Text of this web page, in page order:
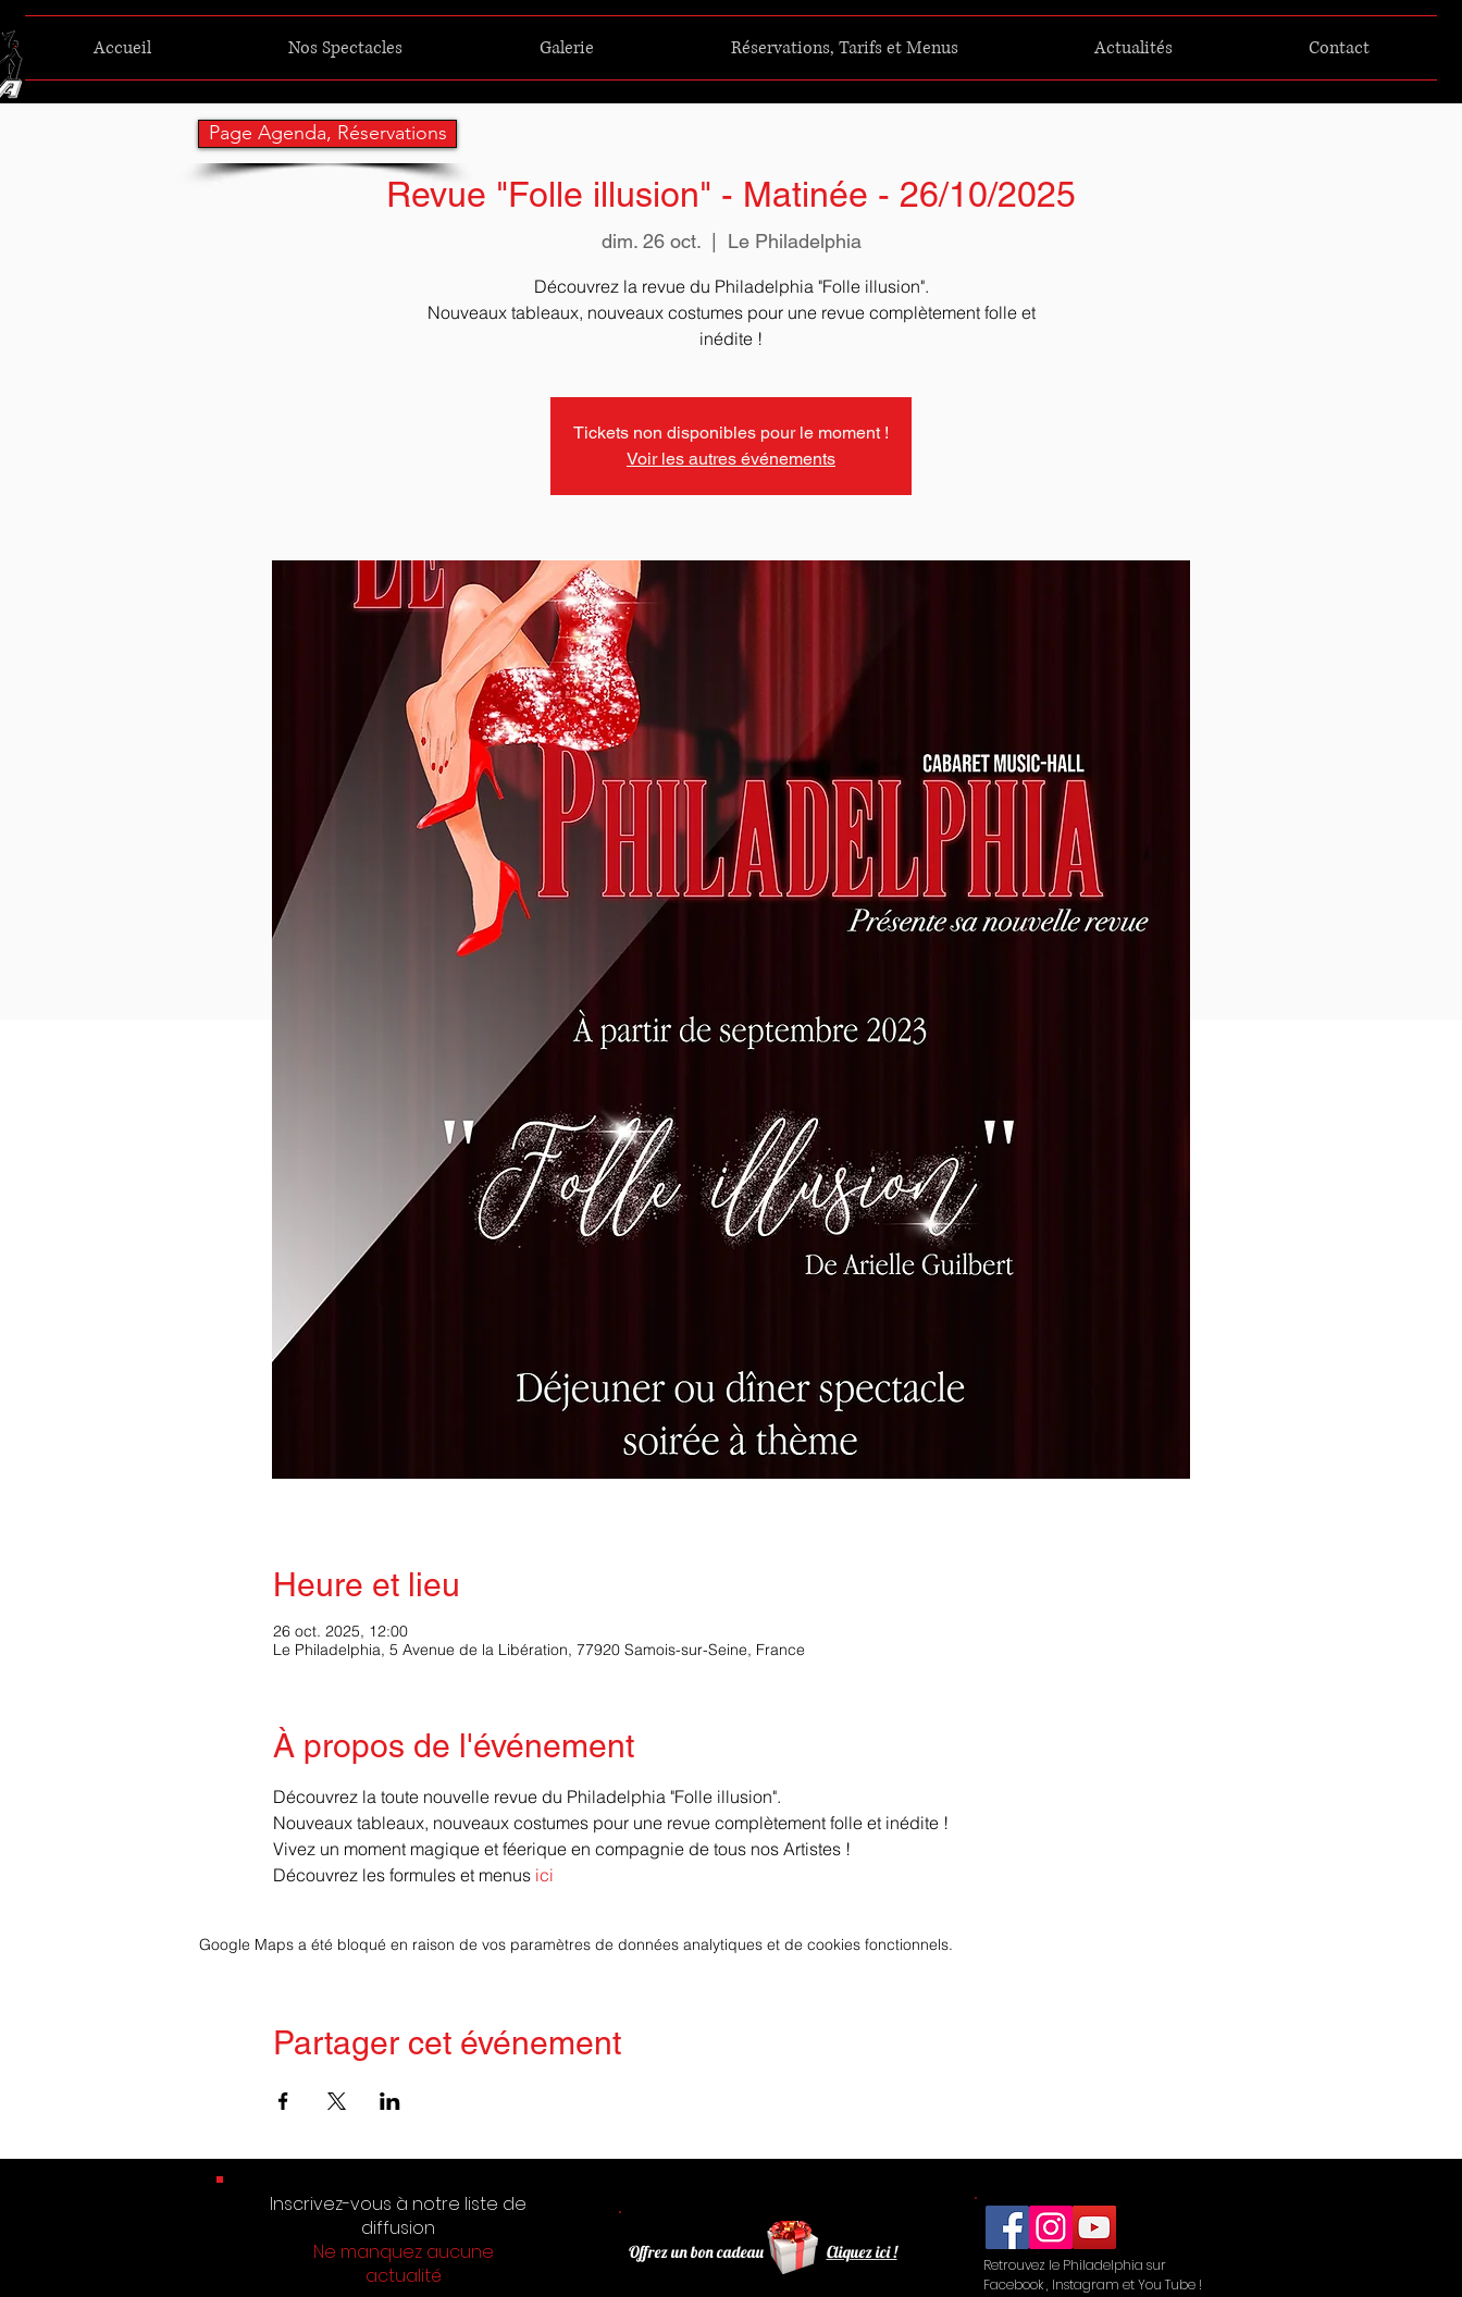
Accueil Nos Spectacles Galerie Réservations, Tarifs et Menus Actualités Contact
Revue "Folle illusion" - Matinée - 26/10/2025
dim. 26 oct.
  |
Le Philadelphia
Découvrez la revue du Philadelphia "Folle illusion".
Nouveaux tableaux, nouveaux costumes pour une revue complètement folle et
Tickets non disponibles pour le moment !
Voir les autres événements
Heure et lieu
26 oct. 2025, 12:00
Le Philadelphia, 5 Avenue de la Libération, 77920 Samois-sur-Seine, France
À propos de l'événement
Découvrez la toute nouvelle revue du Philadelphia "Folle illusion".
Nouveaux tableaux, nouveaux costumes pour une revue complètement folle et inédite !
Vivez un moment magique et féerique en compagnie de tous nos Artistes !
Découvrez les formules et menus ici
Google Maps a été bloqué en raison de vos paramètres de données analytiques et de cookies fonctionnels.
Partager cet événement
Page Agenda, Réservations
Inscrivez-vous à notre liste de
diffusion
Ne manquez aucune
actualité
Offrez un bon cadeau Cliquez ici !
Retrouvez le Philadelphia sur
Facebook , Instagram et You Tube !